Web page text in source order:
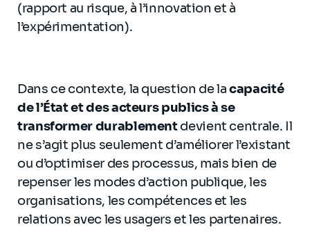
(rapport au risque, à l’innovation et à
l’expérimentation).
Dans ce contexte, la question de lacapacité
de l’État et des acteurs publics à se
transformer durablementdevient centrale. Il
ne s’agit plus seulement d’améliorer l’existant
ou d’optimiser des processus, mais bien de
repenser les modes d’action publique, les
organisations, les compétences et les
relations avec les usagers et les partenaires.